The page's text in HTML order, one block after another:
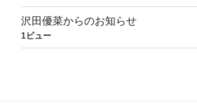
沢田優菜からのお知らせ
1ビュー